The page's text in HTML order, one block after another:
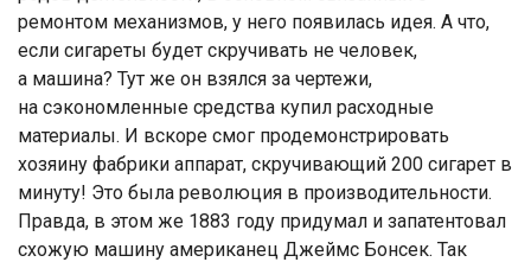
ремонтом механизмов, у него появилась идея. А что,
если сигареты будет скручивать не человек,
а машина? Тут же он взялся за чертежи,
на сэкономленные средства купил расходные
материалы. И вскоре смог продемонстрировать
хозяину фабрики аппарат, скручивающий 200 сигарет в
минуту! Это была революция в производительности.
Правда, в этом же 1883 году придумал и запатентовал
схожую машину американец Джеймс Бонсек. Так